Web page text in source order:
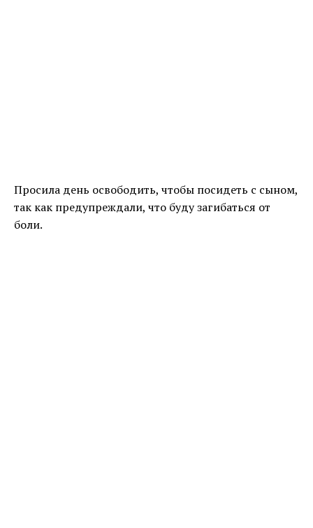
Просила день освободить, чтобы посидеть с сыном,
так как предупреждали, что буду загибаться от
боли.